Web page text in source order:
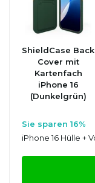
ShieldCase Back
Cover mit
Kartenfach
iPhone 16
(Dunkelgrün)
Sie sparen 16%
iPhone 16 Hülle +